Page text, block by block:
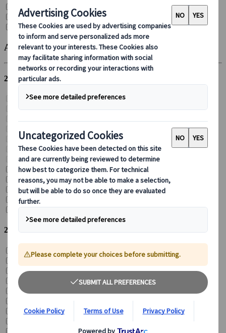
Gruppenreise (
)
Individuelle Reise (27)
Selbstfahrerreise (4)
Abreisemonat
2026
Jan
Feb
Mär
Apr
Mai
Jun
Jul
Aug
Sep
Okt
Nov
Dez
2027
Jan
Mär
Apr
Mai
Jul